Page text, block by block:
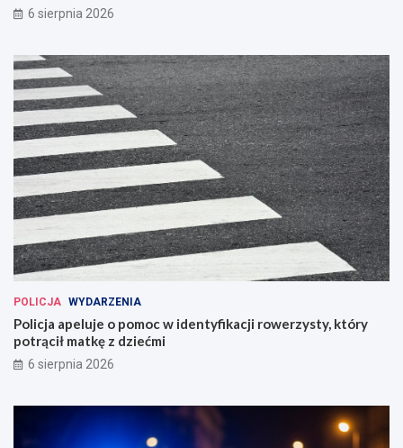
6 sierpnia 2026
POLICJA WYDARZENIA
Policja apeluje o pomoc w identyfikacji rowerzysty, który
potrącił matkę z dziećmi
6 sierpnia 2026